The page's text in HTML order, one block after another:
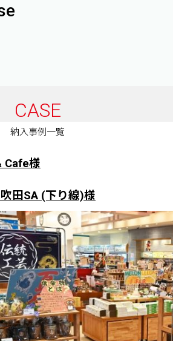
CASE
納入事例一覧
Cafe様
田SA (下り線)様